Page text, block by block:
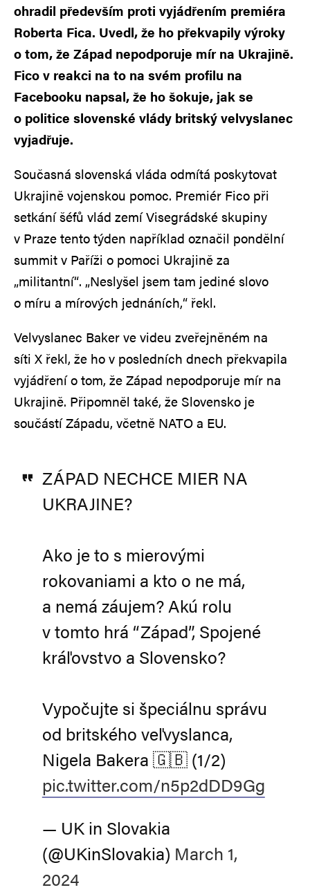
ohradil především proti vyjádřením premiéra
Roberta Fica. Uvedl, že ho překvapily výroky
o tom, že Západ nepodporuje mír na Ukrajině.
Fico v reakci na to na svém profilu na
Facebooku napsal, že ho šokuje, jak se
o politice slovenské vlády britský velvyslanec
vyjadřuje.
Současná slovenská vláda odmítá poskytovat
Ukrajině vojenskou pomoc. Premiér Fico při
setkání šéfů vlád zemí Visegrádské skupiny
v Praze tento týden například označil pondělní
summit v Paříži o pomoci Ukrajině za
„militantní“. „Neslyšel jsem tam jediné slovo
o míru a mírových jednáních,“ řekl.
Velvyslanec Baker ve videu zveřejněném na
síti X řekl, že ho v posledních dnech překvapila
vyjádření o tom, že Západ nepodporuje mír na
Ukrajině. Připomněl také, že Slovensko je
součástí Západu, včetně NATO a EU.
ZÁPAD NECHCE MIER NA
UKRAJINE?
Ako je to s mierovými
rokovaniami a kto o ne má,
a nemá záujem? Akú rolu
v tomto hrá “Západ”, Spojené
kráľovstvo a Slovensko?
Vypočujte si špeciálnu správu
od britského veľvyslanca,
Nigela Bakera 🇬🇧 (1/2)
pic.twitter.com/n5p2dDD9Gg
— UK in Slovakia
(@UKinSlovakia) March 1,
2024